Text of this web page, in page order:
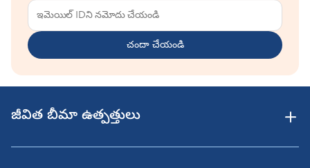
చందా చేయండి
జీవిత బీమా ఉత్పత్తులు